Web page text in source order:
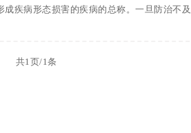
成疾病形态损害的疾病的总称。一旦防治不
共1页/1条